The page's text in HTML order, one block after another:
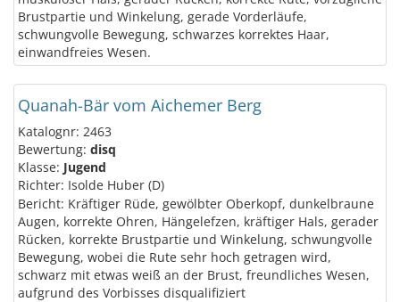
Brustpartie und Winkelung, gerade Vorderläufe,
schwungvolle Bewegung, schwarzes korrektes Haar,
einwandfreies Wesen.
Quanah-Bär vom Aichemer Berg
Katalognr: 2463
Bewertung: disq
Klasse: Jugend
Richter: Isolde Huber (D)
Bericht: Kräftiger Rüde, gewölbter Oberkopf, dunkelbraune
Augen, korrekte Ohren, Hängelefzen, kräftiger Hals, gerader
Rücken, korrekte Brustpartie und Winkelung, schwungvolle
Bewegung, wobei die Rute sehr hoch getragen wird,
schwarz mit etwas weiß an der Brust, freundliches Wesen,
aufgrund des Vorbisses disqualifiziert